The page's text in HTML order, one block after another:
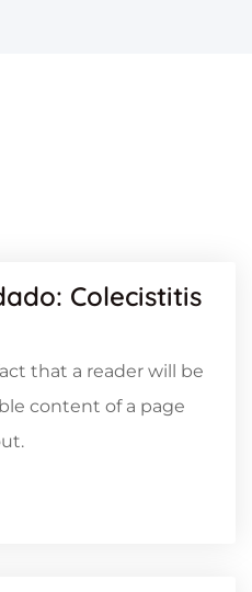
Colecistitis
that a reader will be
content of a page